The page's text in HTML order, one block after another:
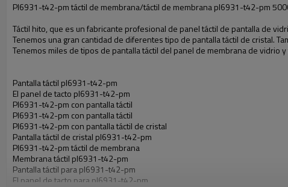
Pl6931-t42-pm táctil de membrana/táctil de membrana pl6931-t42-pm
Táctil hito, que es un fabricante profesional de panel táctil de pantalla de
Tenemos una gran cantidad de diferentes tipo de pantalla táctil de cristal.
Tenemos miles de tipos de pantalla táctil del panel de membrana de vidrio
Pantalla táctil pl6931-t42-pm
El panel de tacto pl6931-t42-pm
Pl6931-t42-pm con pantalla táctil
Pl6931-t42-pm con pantalla táctil
Pl6931-t42-pm con pantalla táctil de cristal
Pantalla táctil de cristal pl6931-t42-pm
Pl6931-t42-pm táctil de membrana
Membrana táctil pl6931-t42-pm
Pantalla táctil para pl6931-t42-pm
El panel de tacto para pl6931-t42-pm